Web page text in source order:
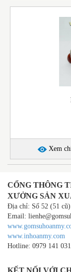
Xem
CỔNG THÔNG
XƯỞNG SẢN
Địa chỉ: Số 52 (51
Email:
www.inhoanmy.com
Hotline: 0979 141